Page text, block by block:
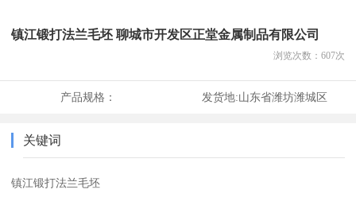
镇江锻打法兰毛坯 聊城市开发区正堂金属制品有限公司
浏览次数： 607次
产品规格： 发货地:山东省潍坊潍城区
关键词
镇江锻打法兰毛坯